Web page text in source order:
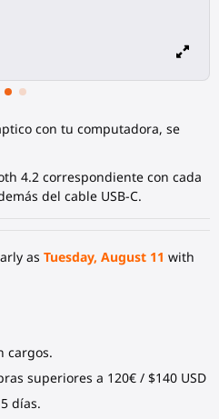
con tu computadora, se
4.2 correspondiente con cada
del cable USB-C.
as Tuesday, August 11 with
cargos.
superiores a 120€ / $140 USD
días.